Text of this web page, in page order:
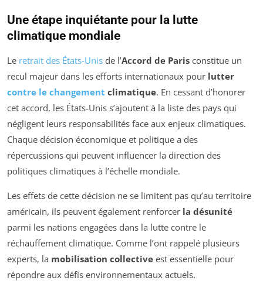
Une étape inquiétante pour la lutte
climatique mondiale
Le retrait des États-Unis de l’Accord de Paris constitue un
recul majeur dans les efforts internationaux pour lutter
contre le changement climatique. En cessant d’honorer
cet accord, les États-Unis s’ajoutent à la liste des pays qui
négligent leurs responsabilités face aux enjeux climatiques.
Chaque décision économique et politique a des
répercussions qui peuvent influencer la direction des
politiques climatiques à l’échelle mondiale.
Les effets de cette décision ne se limitent pas qu’au territoire
américain, ils peuvent également renforcer la désunité
parmi les nations engagées dans la lutte contre le
réchauffement climatique. Comme l’ont rappelé plusieurs
experts, la mobilisation collective est essentielle pour
répondre aux défis environnementaux actuels.